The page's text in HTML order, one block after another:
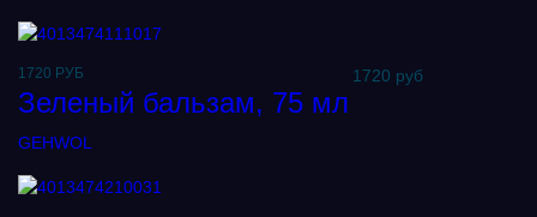
1720 РУБ 1720 руб
Зеленый бальзам, 75 мл
GEHWOL